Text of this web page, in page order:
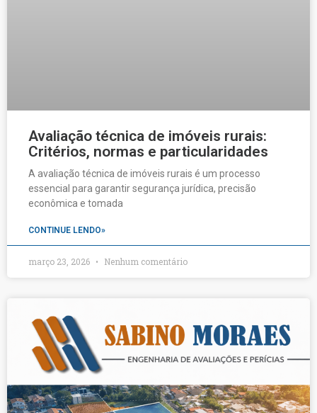
Avaliação técnica de imóveis rurais:
Critérios, normas e particularidades
A avaliação técnica de imóveis rurais é um processo
essencial para garantir segurança jurídica, precisão
econômica e tomada
CONTINUE LENDO»
março 23, 2026 Nenhum comentário